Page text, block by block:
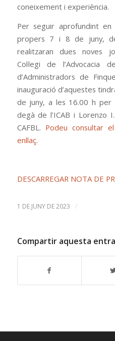
coneixement i experiència.
Per seguir aprofundint en
propers 7 i 8 de juny,
realitzaran dues noves
Col·legi de l’Advocacia
d’Administradors de
inauguració d’aquestes
de juny, a les 16.00 h per
degà de l’ICAB i Lorenzo
CAFBL. Podeu consultar
enllaç.
DESCARREGAR NOTA DE
1 DE JUNY DE 2023 /
Compartir aquesta